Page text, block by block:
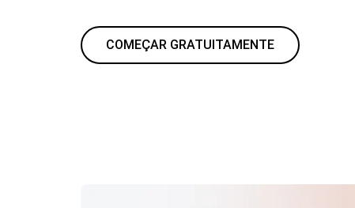
COMEÇAR GRATUITAMENTE